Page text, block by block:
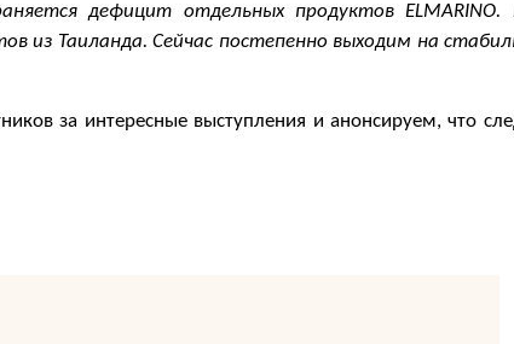
дефицит отдельных продуктов
из Таиланда. Сейчас постепенно выходим на
за интересные выступления и анонсируем, что